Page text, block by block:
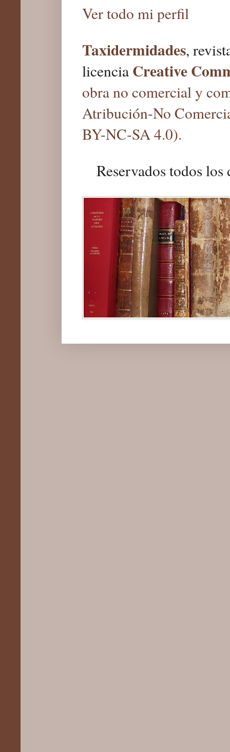
Ver todo mi perfil
Taxidermidades,
licencia Creative
obra no comercial y
Atribución-No
BY-NC-SA 4.0).
Reservados todos